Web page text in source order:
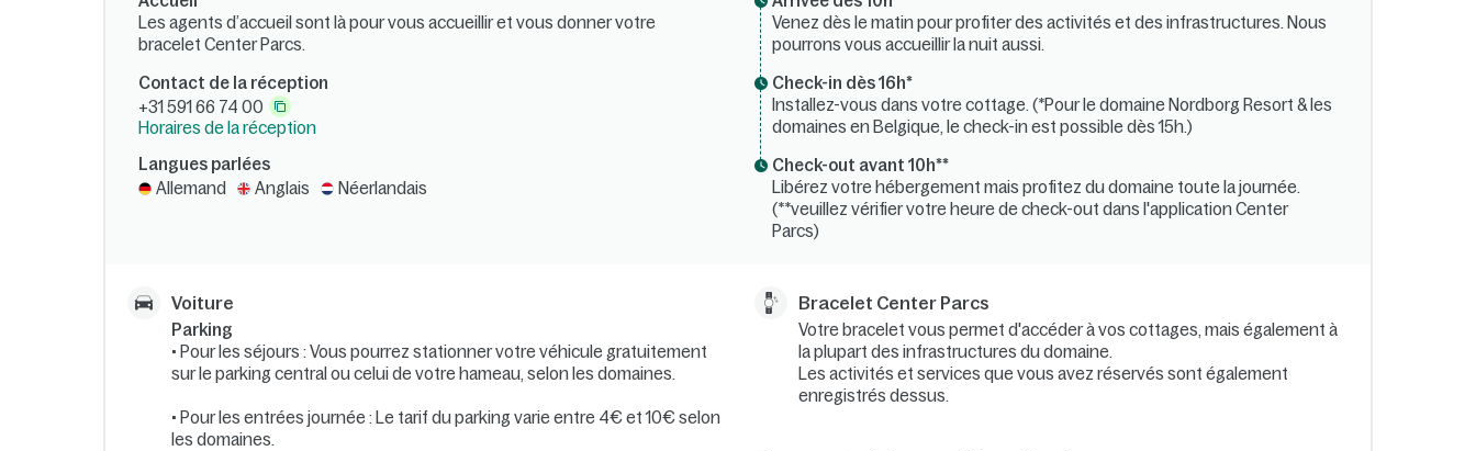
Les agents d’accueil sont là pour vous accueillir et vous donner votre
bracelet Center Parcs.
Contact de la réception
+31 591 66 74 00
Horaires de la réception
Langues parlées
Allemand
Anglais Néerlandais
Venez dès le matin pour profiter des activités et des infrastructures. Nous
pourrons vous accueillir la nuit aussi.
Check-in dès 16h*​
Installez-vous dans votre cottage. (*Pour le domaine Nordborg Resort & les
domaines en Belgique, le check-in est possible dès 15h.)
Check-out avant 10h**
Libérez votre hébergement mais profitez du domaine toute la journée.
(**veuillez vérifier votre heure de check-out dans l'application Center
Parcs)
Voiture
Parking
• Pour les séjours : Vous pourrez stationner votre véhicule gratuitement
sur le parking central ou celui de votre hameau, selon les domaines.
• Pour les entrées journée : Le tarif du parking varie entre 4€ et 10€ selon
les domaines.
Bracelet Center Parcs
Votre bracelet vous permet d'accéder à vos cottages, mais également à
la plupart des infrastructures du domaine.
Les activités et services que vous avez réservés sont également
enregistrés dessus.